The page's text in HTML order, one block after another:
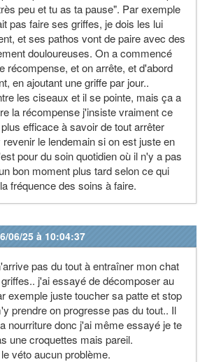
peu et tu as ta pause". Par exemple
pas faire ses griffes, je dois les lui
et ses pathos vont de paire avec des
douloureuses. On a commencé
récompense, et on arrête, et d'abord
en ajoutant une griffe par jour..
les ciseaux et il se pointe, mais ça a
la récompense j'insiste vraiment ce
efficace à savoir de tout arrêter
le lendemain si on est juste en
pour du soin quotidien où il n'y a pas
bon moment plus tard selon ce qui
fréquence des soins à faire.
06/25 à 10:04:37
pas du tout à entraîner mon chat
j'ai essayé de décomposer au
exemple juste toucher sa patte et stop
prendre on progresse pas du tout.. Il
nourriture donc j'ai même essayé je te
une croquettes mais pareil.
véto aucun problème.